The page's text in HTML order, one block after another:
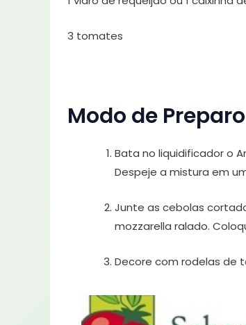
3 tomates
Modo de Preparo
Bata no liquidificador o
Despeje a mistura em
Junte as cebolas
mozzarella ralado.
Decore com rodelas de